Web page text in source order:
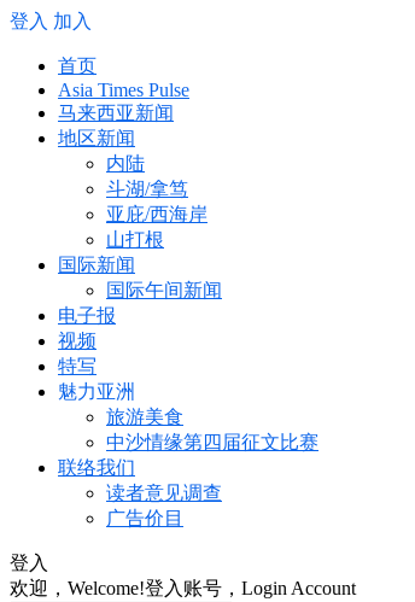
登入 加入
首页
Asia Times Pulse
马来西亚新闻
地区新闻
内陆
斗湖/拿笃
亚庇/西海岸
山打根
国际新闻
国际午间新闻
电子报
视频
特写
魅力亚洲
旅游美食
中沙情缘第四届征文比赛
联络我们
读者意见调查
广告价目
登入
欢迎，Welcome!登入账号，Login Account